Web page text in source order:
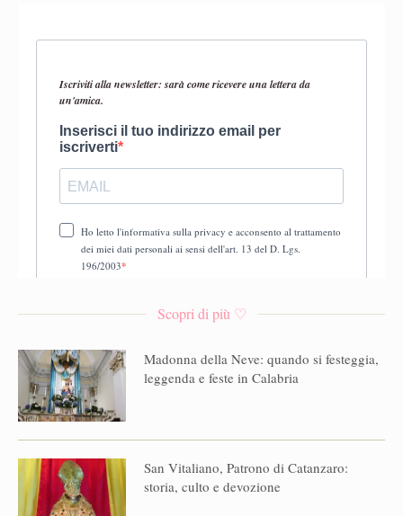
Scopri di più ♡
Madonna della Neve: quando si festeggia,
leggenda e feste in Calabria
San Vitaliano, Patrono di Catanzaro:
storia, culto e devozione